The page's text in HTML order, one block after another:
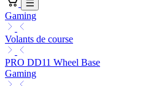
Gaming
Volants de course
PRO DD11 Wheel Base
Gaming